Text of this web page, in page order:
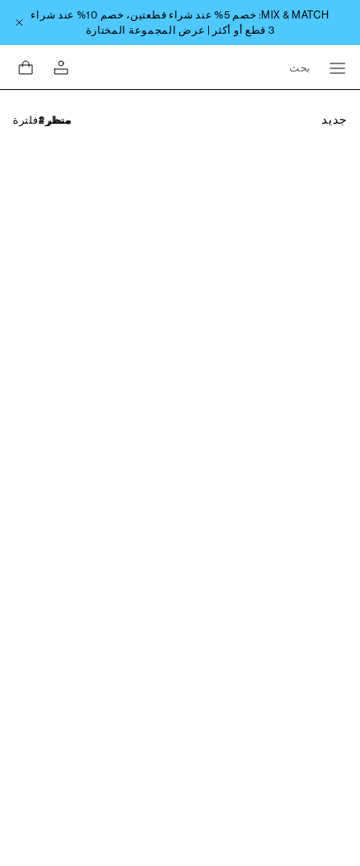
بحث
جديد فلترة